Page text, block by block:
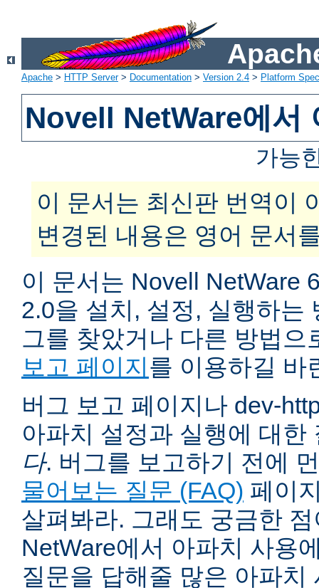
Apache > HTTP Server> Documentation > Version 2.4 > Platform
Novell NetWare에서
가능
이 문서는 최신판 번역이
변경된 내용은 영어 문서
이 문서는 Novell NetWare
2.0을 설치, 설정, 실행하는
그를 찾았거나 다른 방법
보고 페이지를 이용하길 바
버그 보고 페이지나 dev-
아파치 설정과 실행에 대
다. 버그를 보고하기 전에
물어보는 질문 (FAQ) 페이
살펴봐라. 그래도 궁금한
NetWare에서 아파치 사용
질문을 답해줄 많은 아파치